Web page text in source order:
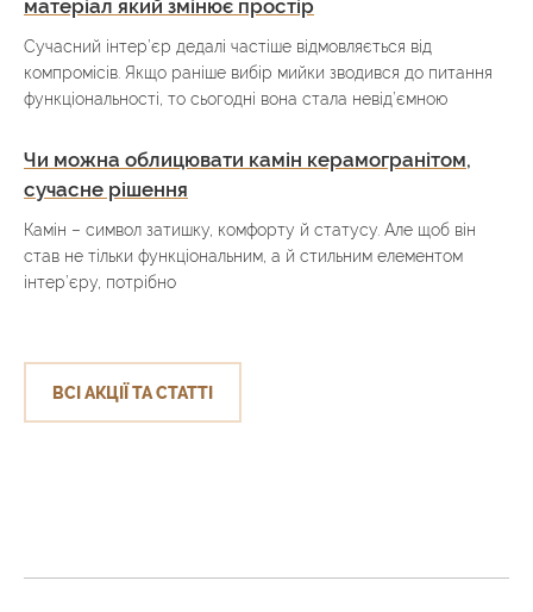
матеріал який змінює простір
Сучасний інтер’єр дедалі частіше відмовляється від
компромісів. Якщо раніше вибір мийки зводився до питання
функціональності, то сьогодні вона стала невід’ємною
Чи можна облицювати камін керамогранітом,
сучасне рішення
Камін – символ затишку, комфорту й статусу. Але щоб він
став не тільки функціональним, а й стильним елементом
інтер’єру, потрібно
ВСІ АКЦІЇ ТА СТАТТІ